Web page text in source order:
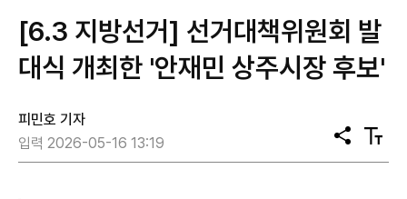
[6.3 지방선거] 선거대책위원회 발
대식 개최한 '안재민 상주시장 후보'
피민호 기자
입력 2026-05-16 13:19
공
유
텍
스